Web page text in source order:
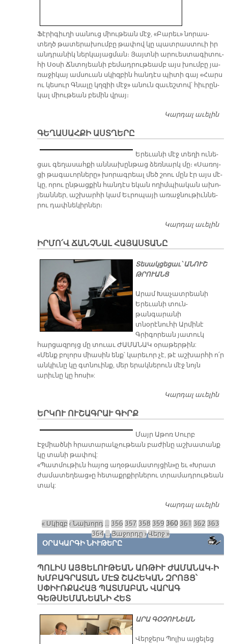
Ֆէ­րի­գիւ­ղի սա­նուց միու­թեան մէջ, «Բա­րեւ» նո­րաս­
տեղծ թա­տե­րա­խում­բը թա­փով կը պատ­րաս­տուի իր
անդ­րա­նիկ ներ­կա­յաց­ման։ Յայտ­նի ա­րուես­տա­գի­տու­
հի Սօ­սի Ճնտո­յեա­նի բե­մադ­րու­թեամբ այս խում­բը յա­
ռա­ջի­կայ ամ­սուան սկիզ­բին հան­դէս պի­տի գայ «Հարս
ու կե­սուր Գնա­լը կղզիի մէջ» ա­նուն զա­ւեշ­տով՝ հիւ­րըն­
կալ միու­թեան բե­մին վրայ։
Կարդալ աւելին
ԳԵՂԱՍԱՀՔԻ ԱՍՏՂԵՐԸ
Ե­րե­ւա­նի մէջ տե­ղի ու­նե­
ցաւ գե­ղա­սահ­քի ան­նա­խըն­թաց ձեռ­նարկ մը։ «Սա­ռոյ­
ցի թա­գա­ւոր­նե­րը» խո­րագ­րեալ մեծ շոու մըն էր այս մէ­
կը, ո­րու ըն­թաց­քին հան­դէս ե­կան ո­ղիմ­պիա­կան ա­խո­
յեան­ներ, աշ­խար­հի կամ Եւ­րո­պա­յի ա­ռաջ­նու­թիւն­նե­
րու դափ­նե­կիր­ներ։
Կարդալ աւելին
ԻՐՄՈ՛Վ ՃԱՆՉՆԱԼ ՀԱՅԱՍՏԱՆԸ
​Տեսակցեցաւ՝ ԱՆՈՒՇ
ԹՐՈՒԱՆՑ
Արամ Խաչատրեանի
Երեւանի տուն-
թանգարանի
տնօրէնուհի Արմինէ
Գրիգորեան յատուկ
հարցազրոյց մը տուաւ ԺԱՄԱՆԱԿ օրաթերթին:
«Մենք բոլորս միասին ենք՝ կարեւոր չէ, թէ աշխարհի ո՛ր
անկիւնը կը գտնուինք, մեր երակներուն մէջ նոյն
արիւնը կը հոսի»:
Կարդալ աւելին
ԵՐԿՈՒ ՈՒՇԱԳՐԱՒ ԳԻՐՔ
Մայր Աթոռ Սուրբ
Էջմիածնի հրատարակչութեան բաժինը աշխատանք
կը տանի թափով:
«Պատմութիւն հայոց աղօթամատոյցին»ը եւ «Խրատ
ժամատեղեաց»ը հետաքրքիրներու տրամադրութեան
տակ:
Կարդալ աւելին
Էջեր
« Սկիզբ‹ Նախորդ… 356 357 358 359 360 361 362 363
364… Յաջորդը ›Վերջ »
ՕՐԱԿԱՐԳԻ ՆԻՒԹԵՐԸ
ՊՈԼԻՍ ԱՅՑԵԼՈՒԹԵԱՆ ԱՌԹԻՒ ԺԱՄԱՆԱԿ-Ի
ԽՄԲԱԳՐԱՏԱՆ ՄԷՋ ՇԱՀԵԿԱՆ ԶՐՈՅՑ՝
ՍՓԻՒՌՔԱՀԱՅ ՊԱՏՄԱԲԱՆ ՎԱՐԱԳ
ԳԵԹՍԵՄԱՆԵԱՆԻ ՀԵՏ
ԱՐԱ ԳՕՉՈՒՆԵԱՆ
Վերջերս Պոլիս այցելեց